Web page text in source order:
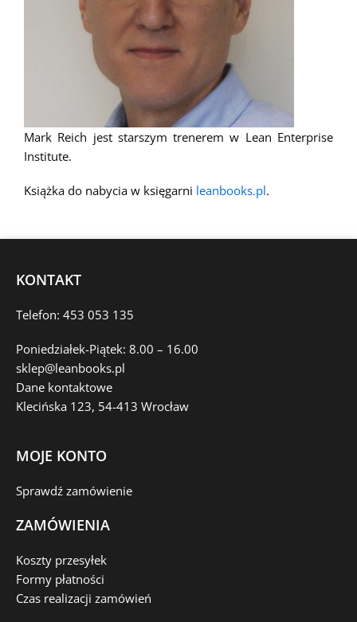
Mark Reich jest starszym trenerem w Lean Enterprise
Institute.
Książka do nabycia w księgarni leanbooks.pl.
KONTAKT
Telefon: 453 053 135
Poniedziałek-Piątek: 8.00 – 16.00
sklep@leanbooks.pl
Dane kontaktowe
Klecińska 123, 54-413 Wrocław
MOJE KONTO
Sprawdź zamówienie
ZAMÓWIENIA
Koszty przesyłek
Formy płatności
Czas realizacji zamówień